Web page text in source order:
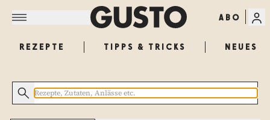
ABO
REZEPTE TIPPS & TRICKS NEUES